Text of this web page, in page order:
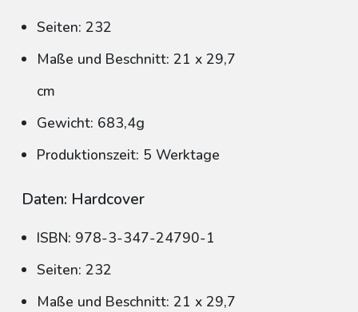
Seiten: 232
Maße und Beschnitt: 21 x 29,7
cm
Gewicht: 683,4g
Produktionszeit: 5 Werktage
Daten: Hardcover
ISBN: 978-3-347-24790-1
Seiten: 232
Maße und Beschnitt: 21 x 29,7